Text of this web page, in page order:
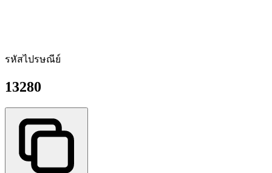
รหัสไปรษณีย์
13280